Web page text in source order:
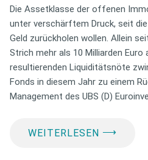
Die Assetklasse der offenen
unter verschärftem Druck, seit
Geld zurückholen wollen. Allein
Strich mehr als 10 Milliarden Euro
resultierenden Liquiditätsnöte
Fonds in diesem Jahr zu einem
Management des UBS (D)
WEITERLESEN ⟶